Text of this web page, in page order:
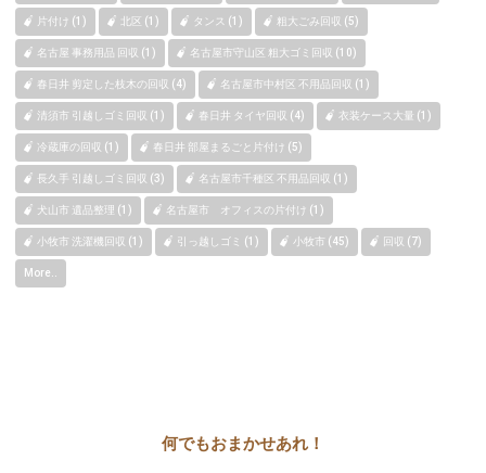
片付け (1) 北区 (1) タンス (1) 粗大ごみ回収 (5)
名古屋 事務用品 回収 (1) 名古屋市守山区 粗大ゴミ回収 (10)
春日井 剪定した枝木の回収 (4) 名古屋市中村区 不用品回収 (1)
清須市 引越しゴミ回収 (1) 春日井 タイヤ回収 (4) 衣装ケース大量 (1)
冷蔵庫の回収 (1) 春日井 部屋まるごと片付け (5)
長久手 引越しゴミ回収 (3) 名古屋市千種区 不用品回収 (1)
犬山市 遺品整理 (1) 名古屋市 オフィスの片付け (1)
小牧市 洗濯機回収 (1) 引っ越しゴミ (1) 小牧市 (45) 回収 (7)
More..